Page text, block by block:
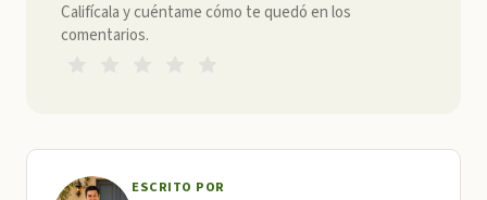
Califícala y cuéntame cómo te quedó en los
comentarios.
ESCRITO POR